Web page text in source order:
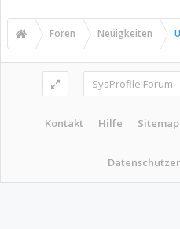
Foren Neuigkeiten
SysProfile Forum -
Kontakt Hilfe Sitemap